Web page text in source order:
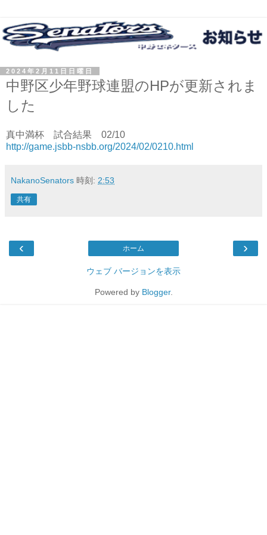
2024年2月11日日曜日
中野区少年野球連盟のHPが更新されま
した
真中満杯 試合結果 02/10
http://game.jsbb-nsbb.org/2024/02/0210.html
NakanoSenators 時刻: 2:53
共有
‹ ›
ホーム
ウェブ バージョンを表示
Powered by Blogger.